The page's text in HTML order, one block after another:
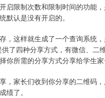
启限制次数和限制时间的功能
默认是没有开启的。
，这样就生成了一个查询系统
了四种分享方式，有微信、二
你所需的分享方式分享给学生家
，家长们收到你分享的二维码
绩了。